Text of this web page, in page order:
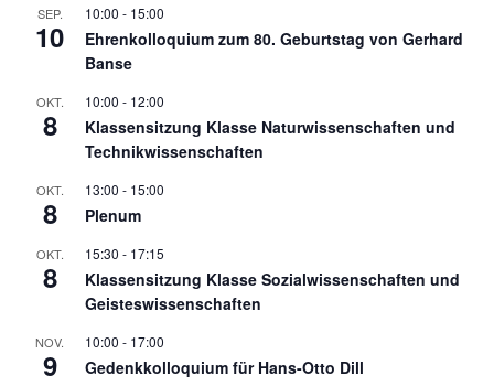
SEP.
10
10:00 - 15:00
Ehrenkolloquium zum 80. Geburtstag von Gerhard
Banse
OKT.
8
10:00 - 12:00
Klassensitzung Klasse Naturwissenschaften und
Technikwissenschaften
OKT.
8
13:00 - 15:00
Plenum
OKT.
8
15:30 - 17:15
Klassensitzung Klasse Sozialwissenschaften und
Geisteswissenschaften
NOV.
9
10:00 - 17:00
Gedenkkolloquium für Hans-Otto Dill